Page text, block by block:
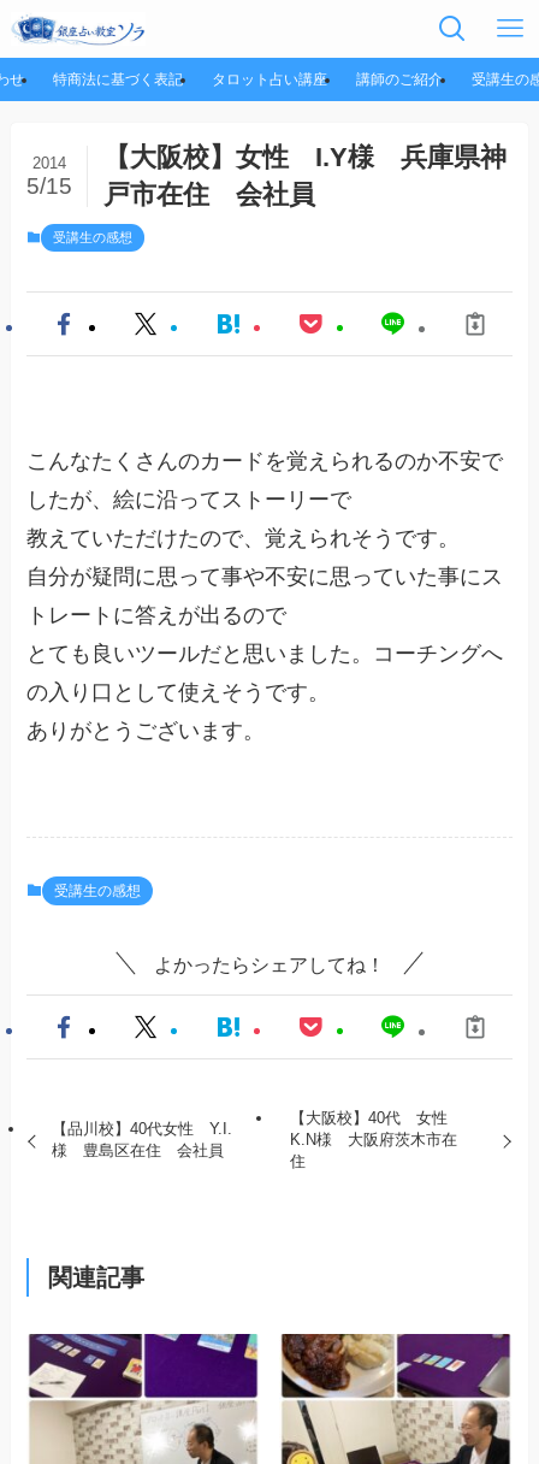
せ 特商法に基づく表記 タロット占い講座 講師のご紹介 受講生の
【大阪校】女性 I.Y様 兵庫県神
戸市在住 会社員
2014
5/15
受講生の感想
こんなたくさんのカードを覚えられるのか不安で
したが、絵に沿ってストーリーで
教えていただけたので、覚えられそうです。
自分が疑問に思って事や不安に思っていた事にス
トレートに答えが出るので
とても良いツールだと思いました。コーチングへ
の入り口として使えそうです。
ありがとうございます。
受講生の感想
よかったらシェアしてね！
【品川校】40代女性 Y.I.
様 豊島区在住 会社員
【大阪校】40代 女性
K.N様 大阪府茨木市在
住
関連記事